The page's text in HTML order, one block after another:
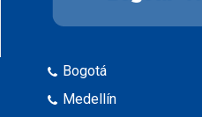
Bogotá
Medellín